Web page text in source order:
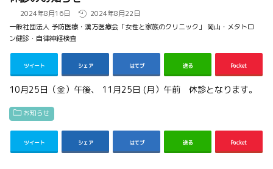
2024年8月16日
2024年8月22日
一般社団法人 予防医療・漢方医療会「女性と家族のクリニック」 岡山・メタトロ
ン健診・自律神経検査
ツイート シェア はてブ 送る Pocket
10月25日（金）午後、 11月25日 (月）午前 休診となります。
お知らせ
ツイート シェア はてブ 送る Pocket